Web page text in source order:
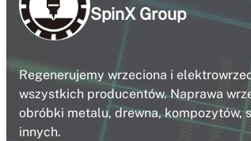
SpinX Group
Regenerujemy wrzeciona i
wszystkich producentów. Naprawa
obróbki metalu, drewna, kompozytów,
innych.